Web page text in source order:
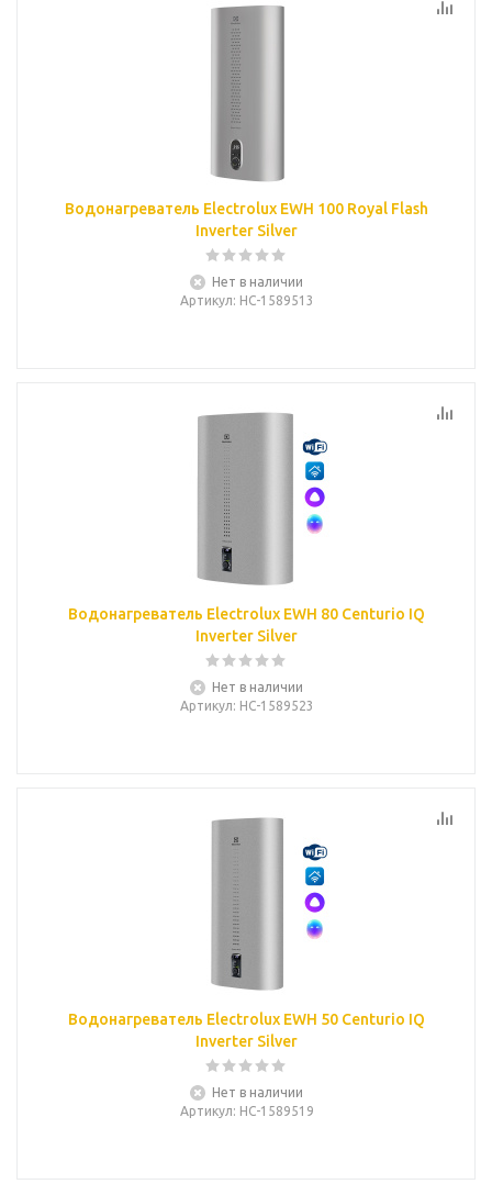
Водонагреватель Electrolux EWH 100 Royal Flash
Inverter Silver
Нет в наличии
Артикул: НС-1589513
Водонагреватель Electrolux EWH 80 Centurio IQ
Inverter Silver
Нет в наличии
Артикул: НС-1589523
Водонагреватель Electrolux EWH 50 Centurio IQ
Inverter Silver
Нет в наличии
Артикул: НС-1589519